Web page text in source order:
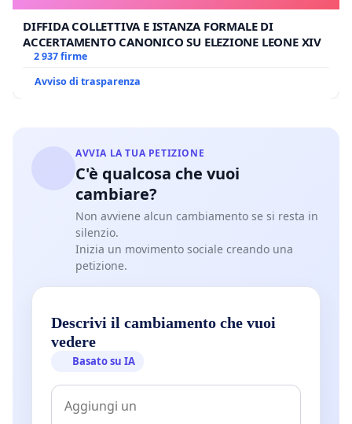
DIFFIDA COLLETTIVA E ISTANZA FORMALE DI
ACCERTAMENTO CANONICO SU ELEZIONE LEONE XIV
2 937 firme
Avviso di trasparenza
AVVIA LA TUA PETIZIONE
C'è qualcosa che vuoi
cambiare?
Non avviene alcun cambiamento se si resta in
silenzio.
Inizia un movimento sociale creando una
petizione.
Descrivi il cambiamento che vuoi
vedere
Basato su IA